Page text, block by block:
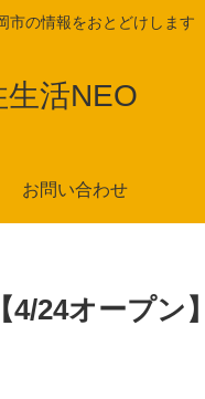
市の情報をおとどけします
活NEO
お問い合わせ
24オープン】